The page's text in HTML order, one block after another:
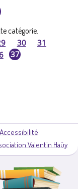
catégorie.
30
31
37
Accessibilité
Valentin Haüy